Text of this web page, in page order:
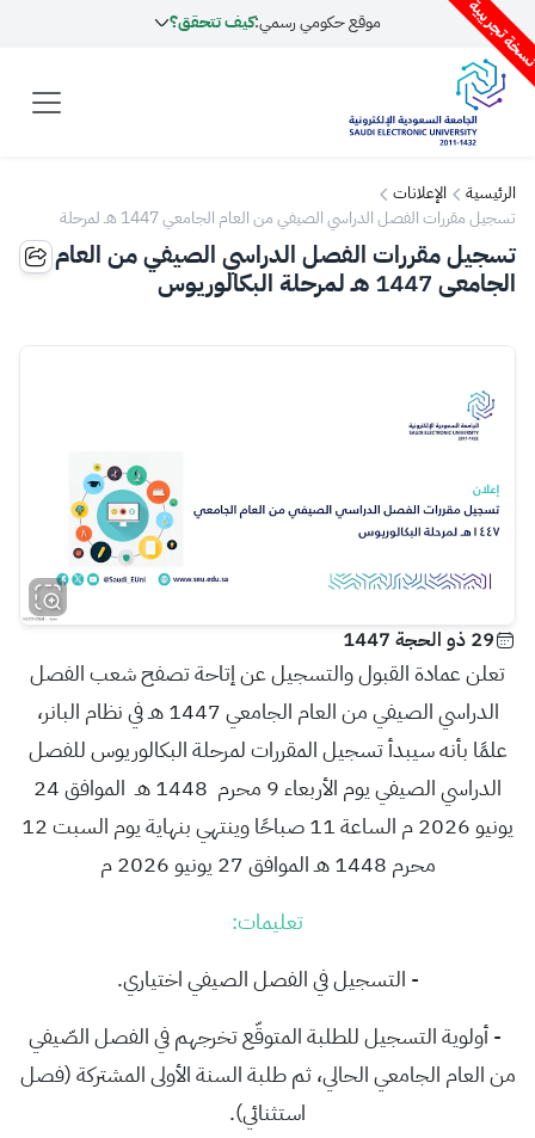
تجريبية موقع حكومي رسمي:كيف تتحقق؟
الرئيسية
الإعلانات
تسجيل مقررات الفصل الدراسي الصيفي من العام الجامعي 1447 هـ لمرحلة
البكالوريوس
تسجيل مقررات الفصل الدراسي الصيفي من العام
الجامعي 1447 هـ لمرحلة البكالوريوس
29 ذو الحجة 1447
تعلن عمادة القبول والتسجيل عن إتاحة تصفح شعب الفصل
الدراسي الصيفي من العام الجامعي 1447 هـ في نظام البانر،
علمًا بأنه سيبدأ تسجيل المقررات لمرحلة البكالوريوس للفصل
الدراسي الصيفي
يوم الأربعاء 9 محرم 1448 هـ الموافق 24
يونيو 2026 م الساعة 11 صباحًا وينتهي بنهاية يوم السبت 12
محرم 1448 هـ الموافق 27 يونيو 2026 م
تعليمات:
- التسجيل في الفصل الصيفي اختياري.
- أولوية التسجيل للطلبة المتوقّع تخرجهم في الفصل الصّيفي
من العام الجامعي الحالي، ثم طلبة السنة الأولى المشتركة (فصل
استثنائي).